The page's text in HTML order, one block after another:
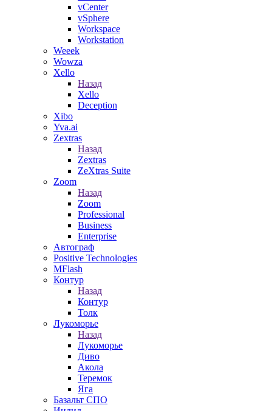
vCenter
vSphere
Workspace
Workstation
Weeek
Wowza
Xello
Назад
Xello
Deception
Xibo
Yva.ai
Zextras
Назад
Zextras
ZeXtras Suite
Zoom
Назад
Zoom
Professional
Business
Enterprise
Автограф
Positive Technologies
MFlash
Контур
Назад
Контур
Толк
Лукоморье
Назад
Лукоморье
Диво
Акола
Теремок
Яга
Базальт СПО